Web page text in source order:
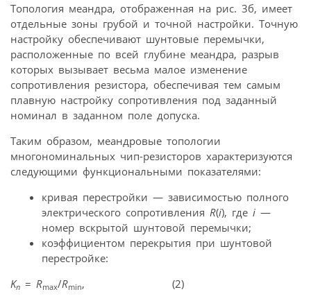
Топология меандра, отображенная на рис. 3б, имеет
отдельные зоны грубой и точной настройки. Точную
настройку обеспечивают шунтовые перемычки,
расположенные по всей глубине меандра, разрыв
которых вызывает весьма малое изменение
сопротивления резистора, обеспечивая тем самым
плавную настройку сопротивления под заданный
номинал в заданном поле допуска.
Таким образом, меандровые топологии
многономинальных чип-резисторов характеризуются
следующими функциональными показателями:
кривая перестройки — зависимостью полного
электрического сопротивления R(i), где i —
номер вскрытой шунтовой перемычки;
коэффициентом перекрытия при шунтовой
перестройке:
Kn = Rmax/Rmin, (2)